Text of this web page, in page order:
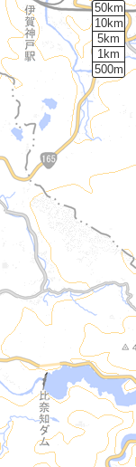
50km
10km
5km
1km
500m